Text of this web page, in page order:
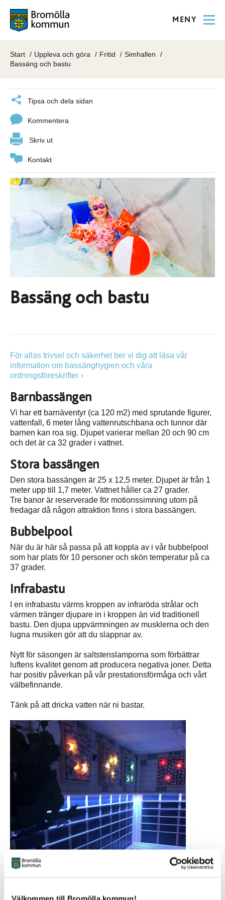
MENY
Start Uppleva och göra Fritid
Simhallen
Bassäng och bastu
Tipsa och dela sidan
Kommentera
Skriv ut
Kontakt
Bassäng och bastu
För allas trivsel och säkerhet ber vi dig att läsa vår
information om bassänghygien och våra
ordningsföreskrifter
Barnbassängen
Vi har ett barnäventyr (ca 120 m2) med sprutande figurer,
vattenfall, 6 meter lång vattenrutschbana och tunnor där
barnen kan roa sig. Djupet varierar mellan 20 och 90 cm
och det är ca 32 grader i vattnet.
Stora bassängen
Den stora bassängen är 25 x 12,5 meter. Djupet är från 1
meter upp till 1,7 meter. Vattnet håller ca 27 grader.
Tre banor är reserverade för motionssimning utom på
fredagar då någon attraktion finns i stora bassängen.
Bubbelpool
När du är här så passa på att koppla av i vår bubbelpool
som har plats för 10 personer och skön temperatur på ca
37 grader.
Infrabastu
I en infrabastu värms kroppen av infraröda strålar och
värmen tränger djupare in i kroppen än vid traditionell
bastu. Den djupa uppvärmningen av musklerna och den
lugna musiken gör att du slappnar av.
Nytt för säsongen är saltstenslamporna som förbättrar
luftens kvalitet genom att producera negativa joner. Detta
har positiv påverkan på vår prestationsförmåga och vårt
välbefinnande.
Tänk på att dricka vatten när ni bastar.